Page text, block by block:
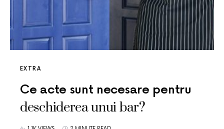
EXTRA
Ce acte sunt necesare pentru
deschiderea unui bar?